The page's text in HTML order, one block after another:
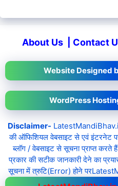
About Us Contact
Website Designed
WordPress
Disclaimer- LatestMandiBhav.in
की ऑफिशियल वेबसाइट से एवं इंटरनेट
ब्लॉग / वेबसाइट से सूचना प्राप्त
प्रकार की सटीक जानकारी देने का
सूचना में त्रुटि(Error) होने